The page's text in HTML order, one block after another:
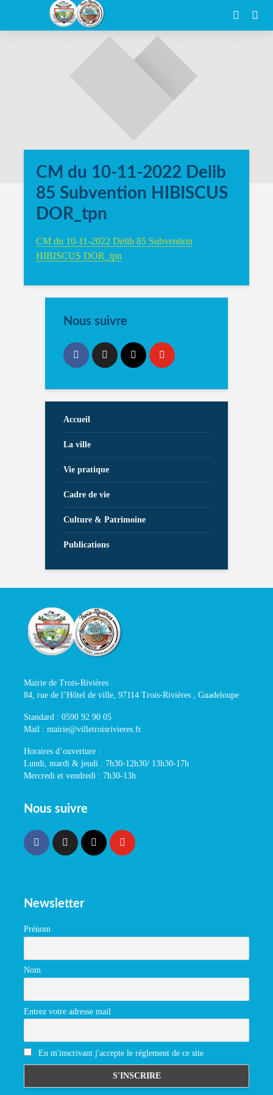
CM du 10-11-2022 Delib
85 Subvention HIBISCUS
DOR_tpn
CM du 10-11-2022 Delib 85 Subvention
HIBISCUS DOR_tpn
Nous suivre
Accueil
La ville
Vie pratique
Cadre de vie
Culture & Patrimoine
Publications
Mairie de Trois-Rivières
84, rue de l’Hôtel de ville, 97114 Trois-Rivières , Guadeloupe
Standard : 0590 92 90 05
Mail : mairie@villetroisrivieres.fr
Horaires d’ouverture :
Lundi, mardi & jeudi : 7h30-12h30/ 13h30-17h
Mercredi et vendredi : 7h30-13h
Nous suivre
Newsletter
Prénom
Nom
Entrez votre adresse mail
En m'inscrivant j'accepte le réglement de ce site